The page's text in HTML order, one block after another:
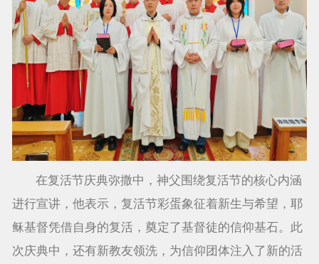
在复活节庆典弥撒中，神父围绕复活节的核心内涵
进行宣讲，他表示，复活节彩蛋象征着新生与希望，耶
稣基督凭借自身的复活，奠定了基督徒的信仰基石。此
次庆典中，还有新教友领洗，为信仰团体注入了新的活